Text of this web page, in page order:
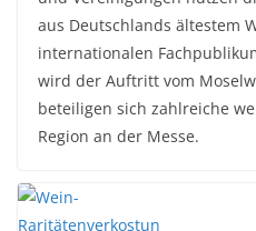
aus Deutschlands ältestem
internationalen
wird der Auftritt vom
beteiligen sich zahlreiche
Region an der Messe.